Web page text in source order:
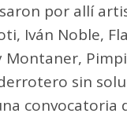
por allí
Iván Noble,
Montaner,
sin
convocatoria